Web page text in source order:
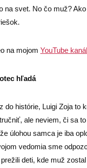
na svet. No čo muž?
na mojom YouTube
hľadá
do histórie, Luigi Zoja to
ale neviem, či sa
že úlohou samca je iba
vedomia sme
deti, kde muž